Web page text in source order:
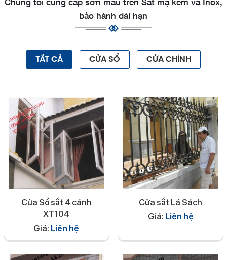
bảo hành dài hạn
TẤT CẢ CỬA SỔ CỬA CHÍNH
Cửa Sổ sắt 4 cánh
XT104
Giá: Liên hệ
Cửa sắt Lá Sách
Giá: Liên hệ